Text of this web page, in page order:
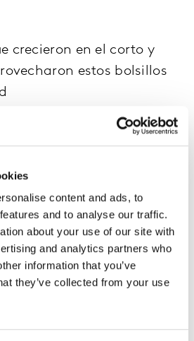
content and ads, to
and to analyse our traffic.
about your use of our site with
and analytics partners who
information that you’ve
they’ve collected from your use
crecieron en el corto y
estos bolsillos
económicas más duras en
comenzado a afectar el
en bienes de consumo
gasto y una menor frecuencia de
el 50% de todas las marcas
creciendo en el largo plazo, el
y el 37% han mantenido el
corto como en el largo plazo.
logró activando lospockets of